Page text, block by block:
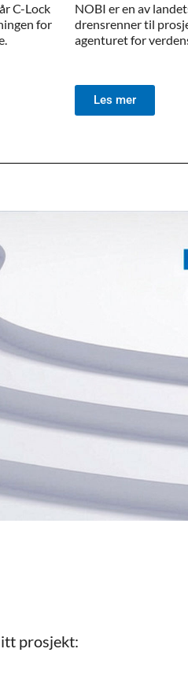
C-Lock
for
NOBI er en av
drensrenner til
agenturet for
Les mer
prosjekt: